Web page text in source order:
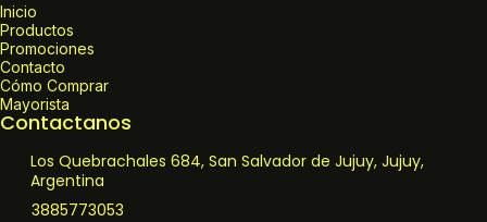
Inicio
Productos
Promociones
Contacto
Cómo Comprar
Mayorista
Contactanos
Los Quebrachales 684, San Salvador de Jujuy, Jujuy,
Argentina
3885773053